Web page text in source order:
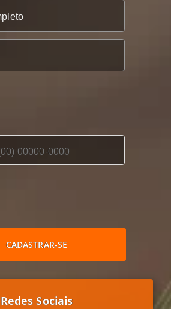
CADASTRAR-SE
Redes Sociais